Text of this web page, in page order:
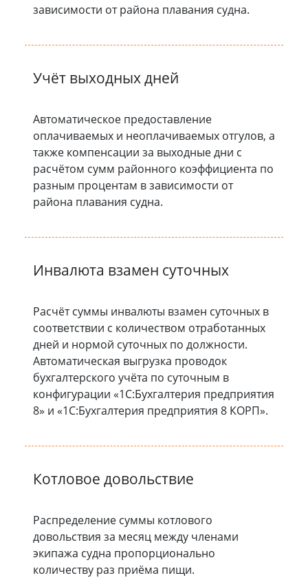
зависимости от района плавания судна.
Учёт выходных дней
Автоматическое предоставление
оплачиваемых и неоплачиваемых отгулов, а
также компенсации за выходные дни с
расчётом сумм районного коэффициента по
разным процентам в зависимости от
района плавания судна.
Инвалюта взамен суточных
Расчёт суммы инвалюты взамен суточных в
соответствии с количеством отработанных
дней и нормой суточных по должности.
Автоматическая выгрузка проводок
бухгалтерского учёта по суточным в
конфигурации «1С:Бухгалтерия предприятия
8» и «1С:Бухгалтерия предприятия 8 КОРП».
Котловое довольствие
Распределение суммы котлового
довольствия за месяц между членами
экипажа судна пропорционально
количеству раз приёма пищи.